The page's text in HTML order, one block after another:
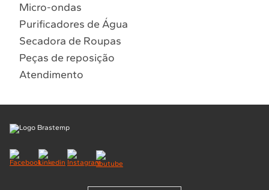
Micro-ondas
Purificadores de Água
Secadora de Roupas
Peças de reposição
Atendimento